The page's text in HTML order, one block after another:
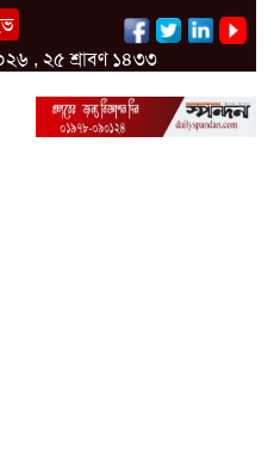
, ২৫ শ্রাবণ ১৪৩৩